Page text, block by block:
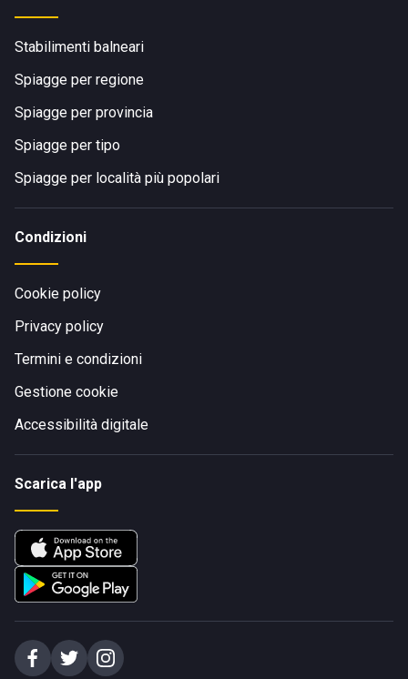
Stabilimenti balneari
Spiagge per regione
Spiagge per provincia
Spiagge per tipo
Spiagge per località più popolari
Condizioni
Cookie policy
Privacy policy
Termini e condizioni
Gestione cookie
Accessibilità digitale
Scarica l'app